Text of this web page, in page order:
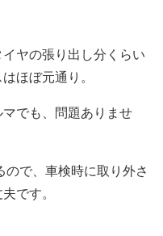
ヤの張り出し分くらい
ほぼ元通り。
でも、問題ありませ
で、車検時に取り外さ
です。